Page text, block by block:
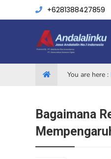
+6281388427859
You are here :
Bagaimana